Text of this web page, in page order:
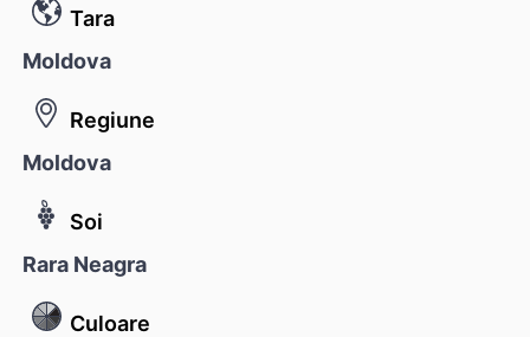
Tara
Moldova
Regiune
Moldova
Soi
Rara Neagra
Culoare